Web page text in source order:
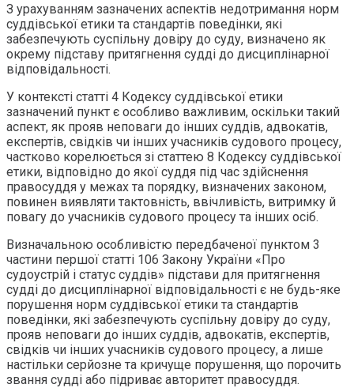
З урахуванням зазначених аспектів недотримання норм
суддівської етики та стандартів поведінки, які
забезпечують суспільну довіру до суду, визначено як
окрему підставу притягнення судді до дисциплінарної
відповідальності.
У контексті статті 4 Кодексу суддівської етики
зазначений пункт є особливо важливим, оскільки такий
аспект, як прояв неповаги до інших суддів, адвокатів,
експертів, свідків чи інших учасників судового процесу,
частково корелюється зі статтею 8 Кодексу суддівської
етики, відповідно до якої суддя під час здійснення
правосуддя у межах та порядку, визначених законом,
повинен виявляти тактовність, ввічливість, витримку й
повагу до учасників судового процесу та інших осіб.
Визначальною особливістю передбаченої пунктом 3
частини першої статті 106 Закону України «Про
судоустрій і статус суддів» підстави для притягнення
судді до дисциплінарної відповідальності є не будь-яке
порушення норм суддівської етики та стандартів
поведінки, які забезпечують суспільну довіру до суду,
прояв неповаги до інших суддів, адвокатів, експертів,
свідків чи інших учасників судового процесу, а лише
настільки серйозне та кричуще порушення, що порочить
звання судді або підриває авторитет правосуддя.